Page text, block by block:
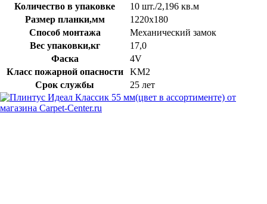
Количество в упаковке
10 шт./2,196 кв.м
Размер планки,мм
1220х180
Способ монтажа
Механический замок
Вес упаковки,кг
17,0
Фаска
4V
Класс пожарной опасности
KM2
Срок службы
25 лет